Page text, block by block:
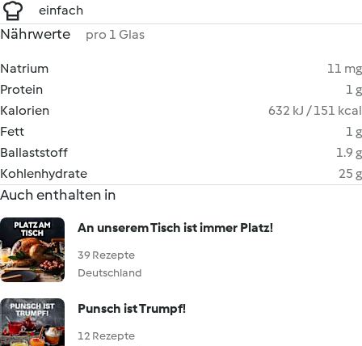
einfach
Nährwerte pro 1 Glas
Natrium
11 mg
Protein
1 g
Kalorien
632 kJ / 151 kcal
Fett
1 g
Ballaststoff
1.9 g
Kohlenhydrate
25 g
Auch enthalten in
An unserem Tisch ist immer Platz!
39 Rezepte
Deutschland
Punsch ist Trumpf!
12 Rezepte